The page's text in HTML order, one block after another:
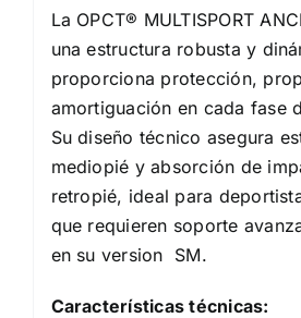
La OPCT® MULTISPORT
una estructura robusta y
proporciona protección,
amortiguación en cada fase
Su diseño técnico asegura
mediopié y absorción de
retropié, ideal para
que requieren soporte
en su version SM.
Características técnicas: